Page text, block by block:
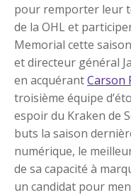
pour remporter leur
de la OHL et
Memorial cette
et directeur général
en acquérantCarson
troisième équipe
espoir du Kraken de
buts la saison
numérique, le
de sa capacité à
un candidat pour